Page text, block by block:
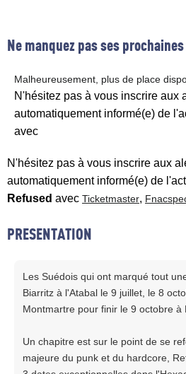
Ne manquez pas ses
Malheureusement, plus de place
N'hésitez pas à vous inscrire aux
automatiquement informé(e) de
avec
N'hésitez pas à vous inscrire aux
automatiquement informé(e) de
Refused avec Ticketmaster,
PRESENTATION
Les Suédois qui ont marqué tout
Biarritz à l'Atabal le 9 juillet, le 8
Montmartre pour finir le 9 octobre à
Un chapitre est sur le point de se
majeure du punk et du hardcore,